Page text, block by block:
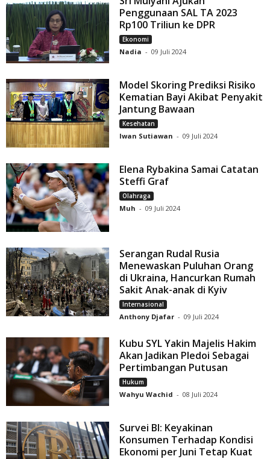
Penggunaan SAL TA 2023
Rp100 Triliun ke DPR
Ekonomi
Nadia - 09 Juli 2024
Model Skoring Prediksi Risiko
Kematian Bayi Akibat Penyakit
Jantung Bawaan
Kesehatan
Iwan Sutiawan - 09 Juli 2024
Elena Rybakina Samai Catatan
Steffi Graf
Olahraga
Muh - 09 Juli 2024
Serangan Rudal Rusia
Menewaskan Puluhan Orang
di Ukraina, Hancurkan Rumah
Sakit Anak-anak di Kyiv
Internasional
Anthony Djafar - 09 Juli 2024
Kubu SYL Yakin Majelis Hakim
Akan Jadikan Pledoi Sebagai
Pertimbangan Putusan
Hukum
Wahyu Wachid - 08 Juli 2024
Survei BI: Keyakinan
Konsumen Terhadap Kondisi
Ekonomi per Juni Tetap Kuat